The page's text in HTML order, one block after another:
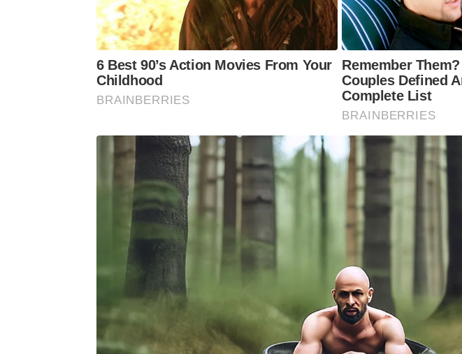
6 Best 90’s Action Movies From Your
Childhood
BRAINBERRIES
Remember
Couples Defined
Complete List
BRAINBERRIES